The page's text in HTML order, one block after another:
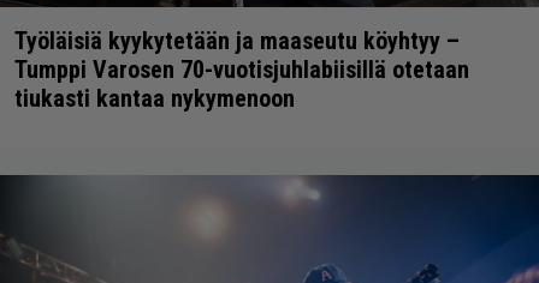
Työläisiä kyykytetään ja maaseutu köyhtyy –
Tumppi Varosen 70-vuotisjuhlabiisillä otetaan
tiukasti kantaa nykymenoon